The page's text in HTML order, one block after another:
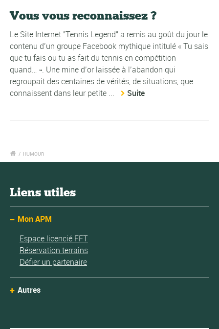
Vous vous reconnaissez ?
Le Site Internet "Tennis Legend" a remis au goût du jour le
contenu d’un groupe Facebook mythique intitulé « Tu sais
que tu fais ou tu as fait du tennis en compétition
quand… ». Une mine d’or laissée à l’abandon qui
regroupait des centaines de vérités, de situations, que
connaissent dans leur petite ...
Suite
/ HUMOUR
Liens utiles
Mon APM
Espace licencié FFT
Réservation terrains
Défier un partenaire
Autres